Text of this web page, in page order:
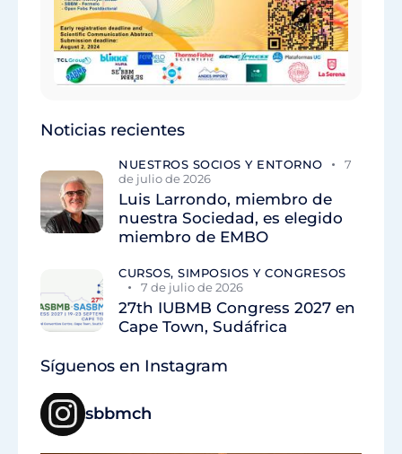
Noticias recientes
NUESTROS SOCIOS Y ENTORNO
7
de julio de 2026
Luis Larrondo, miembro de
nuestra Sociedad, es elegido
miembro de EMBO
CURSOS, SIMPOSIOS Y CONGRESOS
7 de julio de 2026
27th IUBMB Congress 2027 en
Cape Town, Sudáfrica
Síguenos en Instagram
sbbmch